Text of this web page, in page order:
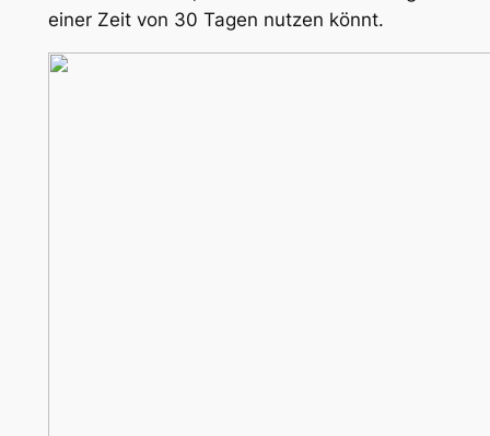
einer Zeit von 30 Tagen nutzen könnt.